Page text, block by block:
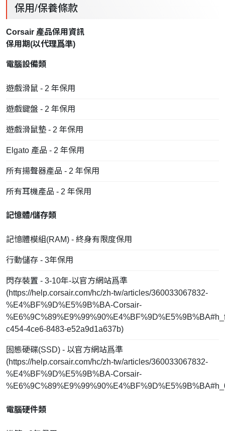
保用/保養條款
Corsair 產品保用資訊
保用期(以代理爲準)
電腦設備類
遊戲滑鼠 - 2 年保用
遊戲鍵盤 - 2 年保用
遊戲滑鼠墊 - 2 年保用
Elgato 產品 - 2 年保用
所有揚聲器產品 - 2 年保用
所有耳機產品 - 2 年保用
記憶體/儲存類
記憶體模組(RAM) - 終身有限度保用
行動儲存 - 3年保用
閃存裝置 - 3-10年-以官方網站爲準
(https://help.corsair.com/hc/zh-tw/articles/360033067832-
%E4%BF%9D%E5%9B%BA-Corsair-
c454-4ce6-8483-e52a9d1a637b)
固態硬碟(SSD) - 以官方網站爲準
(https://help.corsair.com/hc/zh-tw/articles/360033067832-
%E4%BF%9D%E5%9B%BA-Corsair-
電腦硬件類